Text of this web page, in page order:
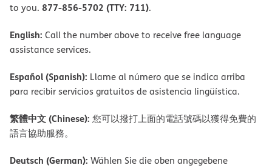
to you. 877-856-5702 (TTY: 711).
English: Call the number above to receive free language
assistance services.
Español (Spanish): Llame al número que se indica arriba
para recibir servicios gratuitos de asistencia lingüística.
繁體中文 (Chinese): 您可以撥打上面的電話號碼以獲得免費的
語言協助服務。
Deutsch (German): Wählen Sie die oben angegebene